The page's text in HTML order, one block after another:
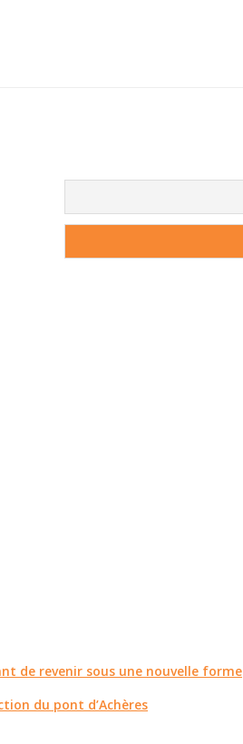
de revenir sous une nouvelle forme
du pont d’Achères